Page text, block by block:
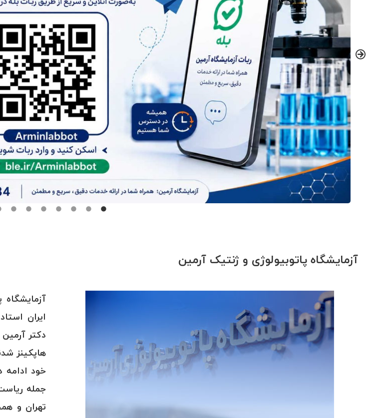
آزمایشگاه پاتوبیولوژی و ژنتیک آرمین
ایران
دکتر
هاپکینز
خود ادامه
جمله
تهران و